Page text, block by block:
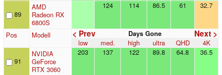
89
AMD
Radeon RX
6800S
124 114 86.5 61 32.7
Pos Modell < Prev Next >
Days Gone
low med. high ultra QHD
4K
91
NVIDIA
GeForce
RTX 3060
203 137 122 89.8 64.8 36.5